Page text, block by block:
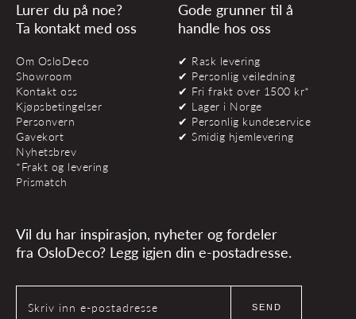
Lurer du på noe?
Ta kontakt med oss
Om OsloDeco
Showroom
Kontakt oss
Kjøpsbetingelser
Personvern
Gavekort
Nyhetsbrev
*Frakt og levering
Prismatch
Gode grunner til å
handle hos oss
✔ Rask levering
✔ Personlig veiledning
✔ Fri frakt over 1500 kr*
✔ Lager i Norge
✔ Personlig kundeservice
✔ Smidig hjemlevering
Vil du har inspirasjon, nyheter og fordeler
fra OsloDeco? Legg igjen din e-postadresse.
Skriv inn e-postadresse SEND